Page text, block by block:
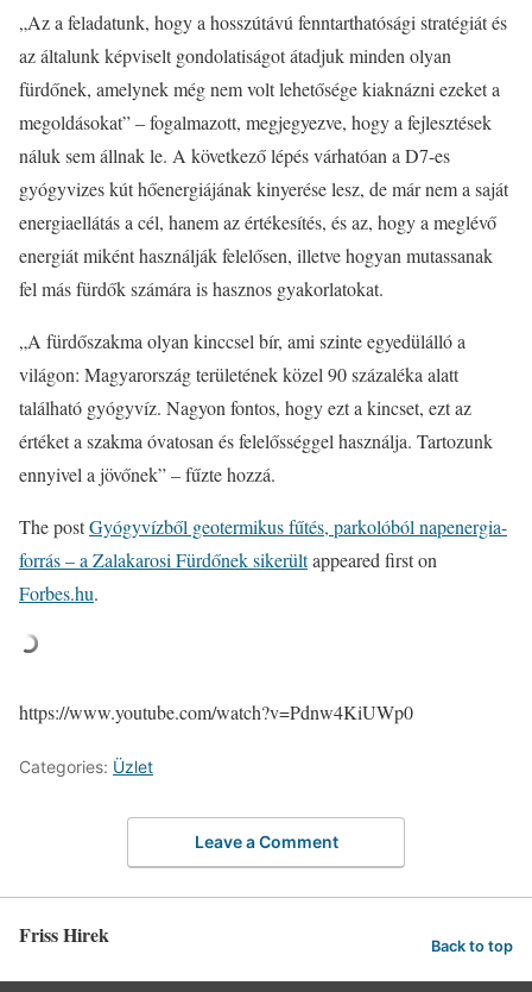
„Az a feladatunk, hogy a hosszútávú fenntarthatósági stratégiát és
az általunk képviselt gondolatiságot átadjuk minden olyan
fürdőnek, amelynek még nem volt lehetősége kiaknázni ezeket a
megoldásokat” – fogalmazott, megjegyezve, hogy a fejlesztések
náluk sem állnak le. A következő lépés várhatóan a D7-es
gyógyvizes kút hőenergiájának kinyerése lesz, de már nem a saját
energiaellátás a cél, hanem az értékesítés, és az, hogy a meglévő
energiát miként használják felelősen, illetve hogyan mutassanak
fel más fürdők számára is hasznos gyakorlatokat.
„A fürdőszakma olyan kinccsel bír, ami szinte egyedülálló a
világon: Magyarország területének közel 90 százaléka alatt
található gyógyvíz. Nagyon fontos, hogy ezt a kincset, ezt az
értéket a szakma óvatosan és felelősséggel használja. Tartozunk
ennyivel a jövőnek” – fűzte hozzá.
The postGyógyvízből geotermikus fűtés, parkolóból napenergia-
forrás – a Zalakarosi Fürdőnek sikerültappeared first on
Forbes.hu.
https://www.youtube.com/watch?v=Pdnw4KiUWp0
Categories: Üzlet
Leave a Comment
Friss Hirek Back to top